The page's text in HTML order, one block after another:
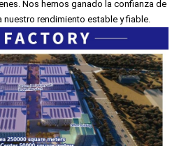
Nos hemos ganado la confianza de
rendimiento estable y fiable.